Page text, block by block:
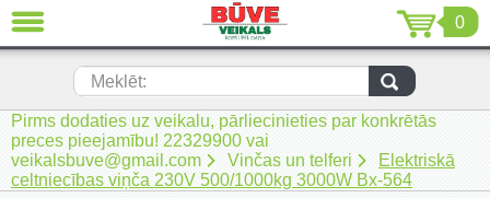
0
Meklēt:
Pirms dodaties uz veikalu, pārliecinieties par konkrētās
preces pieejamību! 22329900 vai
veikalsbuve@gmail.com
Vinčas un telferi
Elektriskā
celtniecības viņča 230V 500/1000kg 3000W Bx-564
AIZVĒRT
Jaunumi (230)
Akumulatora instrumenti (205)